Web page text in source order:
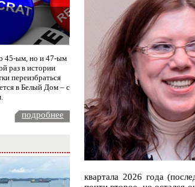
45-ым, но и 47-ым
раз в истории
переизбраться
в Белый Дом – с
подробнее
квартала 2026 года